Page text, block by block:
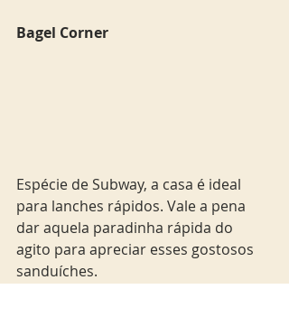
Bagel Corner
Espécie de Subway, a casa é ideal
para lanches rápidos. Vale a pena
dar aquela paradinha rápida do
agito para apreciar esses gostosos
sanduíches.